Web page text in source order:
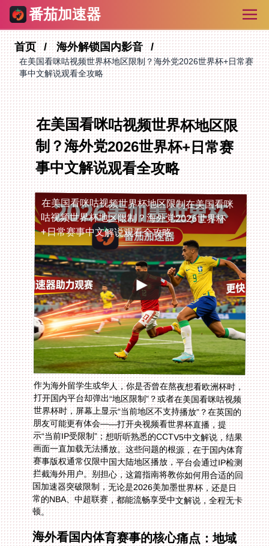
番茄加速器
首页 海外解锁国内影音
在美国看咪咕视频世界杯地区限制？海外党2026世界杯+日常赛
事中文解说观看全攻略
在美国看咪咕视频世界杯地区限
制？海外党2026世界杯+日常赛
事中文解说观看全攻略
在美国看咪咕视频世界杯地区限制在美国看咪
咕视频世界杯地区限制？海外党2026世界杯
+日常赛事中文解说观看全攻略
作为海外留学生或华人，你是否曾在熬夜想看欧洲杯时，
打开国内平台却弹出“地区限制”？或者在美国看咪咕视频
世界杯时，屏幕上显示“当前地区不支持播放”？在英国的
朋友可能更有体会——打开央视频看世界杯直播，提
示“当前IP受限制”；想听听熟悉的CCTV5中文解说，结果
画面一直加载无法播放。这些问题的根源，在于国内体育
赛事版权通常仅限中国大陆地区播放，平台会通过IP检测
拦截海外用户。别担心，这篇指南将教你如何用合适的回
国加速器突破限制，无论是2026美加墨世界杯，还是日
常的NBA、中超联赛，都能流畅享受中文解说，全程无卡
顿。
海外看国内体育赛事的核心痛点：地域